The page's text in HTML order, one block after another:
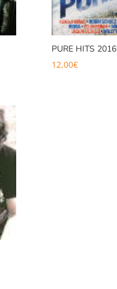
PURE HITS 2016
12,00€